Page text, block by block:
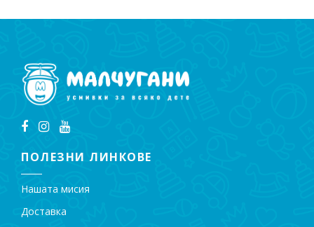
ПОЛЕЗНИ ЛИНКОВЕ
Нашата мисия
Доставка